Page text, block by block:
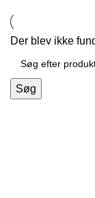
Der blev ikke
Søg